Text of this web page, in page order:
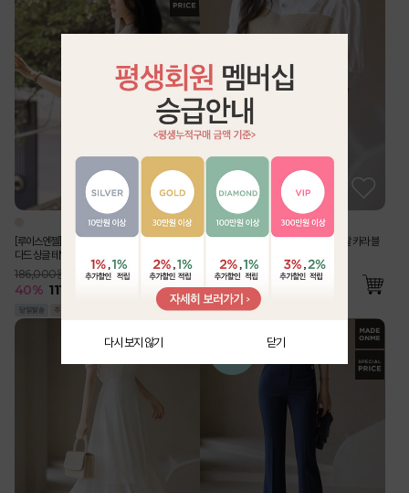
[루이스엔젤] 사각사각 린넨 라이크 벨트SET 스탠
다드 싱글 테일러드 자켓
186,000원
40% 111,500
[Theonme] 구김 Zero 링클 지지미 반팔 카라 블
76,000원
55% 34,500
다시 보지 않기 닫기